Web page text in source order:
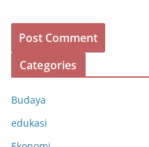
Categories
Budaya
edukasi